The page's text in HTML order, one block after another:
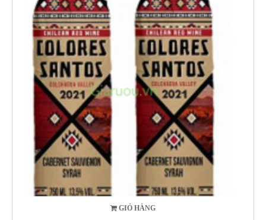
GIỎ HÀNG